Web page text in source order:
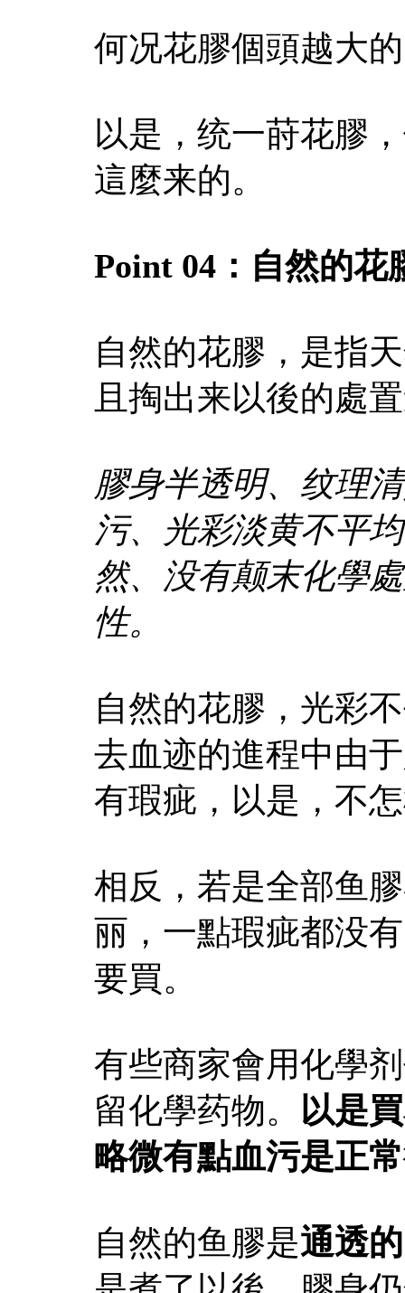
何况花膠個頭越大
以是，统一莳花膠
這麼来的。
Point 04： 自然的花
自然的花膠，是指
且掏出来以後的處
膠身半透明、纹理
污、光彩淡黄不平
然、没有颠末化學
性。
自然的花膠，光彩
去血迹的進程中由
有瑕疵，以是，不
相反，若是全部鱼
丽，一點瑕疵都没
要買。
有些商家會用化學
留化學药物。 以是
略微有點血污是正
自然的鱼膠是通透的